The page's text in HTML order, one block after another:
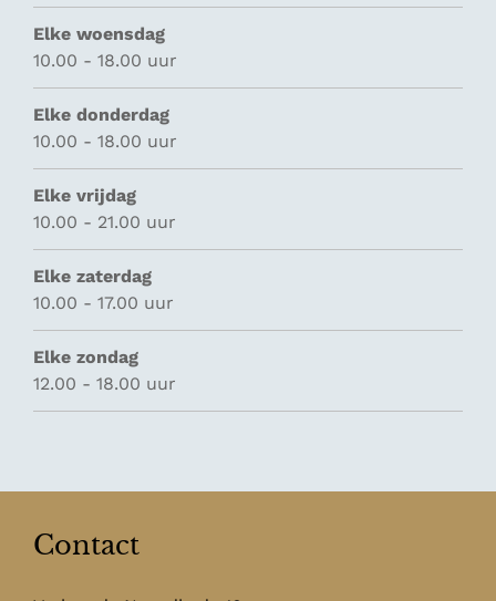
Elke woensdag
10.00 - 18.00 uur
Elke donderdag
10.00 - 18.00 uur
Elke vrijdag
10.00 - 21.00 uur
Elke zaterdag
10.00 - 17.00 uur
Elke zondag
12.00 - 18.00 uur
Contact